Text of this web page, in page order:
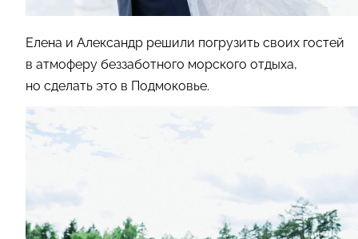
Елена и Александр решили погрузить своих гостей
в атмоферу беззаботного морского отдыха,
но сделать это в Подмоковье.